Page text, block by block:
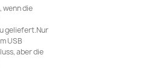
wenn die
geliefert.Nur
USB
aber die